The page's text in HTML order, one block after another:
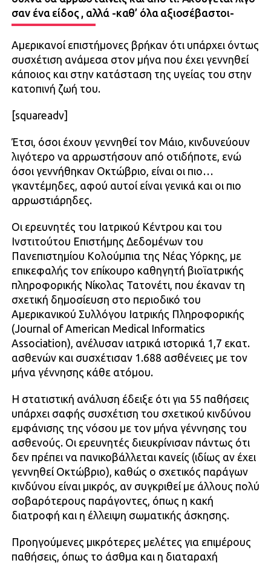
σαν ένα είδος , αλλά -καθ’ όλα αξιοσέβαστοι-
Αμερικανοί επιστήμονες βρήκαν ότι υπάρχει όντως
συσχέτιση ανάμεσα στον μήνα που έχει γεννηθεί
κάποιος και στην κατάσταση της υγείας του στην
κατοπινή ζωή του.
[squareadv]
Έτσι, όσοι έχουν γεννηθεί τον Μάιο, κινδυνεύουν
λιγότερο να αρρωστήσουν από οτιδήποτε, ενώ
όσοι γεννήθηκαν Οκτώβριο, είναι οι πιο…
γκαντέμηδες, αφού αυτοί είναι γενικά και οι πιο
αρρωστιάρηδες.
Οι ερευνητές του Ιατρικού Κέντρου και του
Ινστιτούτου Επιστήμης Δεδομένων του
Πανεπιστημίου Κολούμπια της Νέας Υόρκης, με
επικεφαλής τον επίκουρο καθηγητή βιοϊατρικής
πληροφορικής Νίκολας Τατονέτι, που έκαναν τη
σχετική δημοσίευση στο περιοδικό του
Αμερικανικού Συλλόγου Ιατρικής Πληροφορικής
(Journal of American Medical Informatics
Association), ανέλυσαν ιατρικά ιστορικά 1,7 εκατ.
ασθενών και συσχέτισαν 1.688 ασθένειες με τον
μήνα γέννησης κάθε ατόμου.
Η στατιστική ανάλυση έδειξε ότι για 55 παθήσεις
υπάρχει σαφής συσχέτιση του σχετικού κινδύνου
εμφάνισης της νόσου με τον μήνα γέννησης του
ασθενούς. Οι ερευνητές διευκρίνισαν πάντως ότι
δεν πρέπει να πανικοβάλλεται κανείς (ιδίως αν έχει
γεννηθεί Οκτώβριο), καθώς ο σχετικός παράγων
κινδύνου είναι μικρός, αν συγκριθεί με άλλους πολύ
σοβαρότερους παράγοντες, όπως η κακή
διατροφή και η έλλειψη σωματικής άσκησης.
Προηγούμενες μικρότερες μελέτες για επιμέρους
παθήσεις, όπως το άσθμα και η διαταραχή